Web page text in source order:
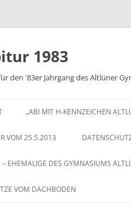
1983
den '83er Jahrgang des Altlüner
„ABI MIT H-KENNZEICHEN
VOM 25.5.2013
– EHEMALIGE DES GYMNASIUMS
VOM DACHBODEN